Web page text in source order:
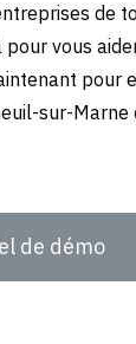
de
vous
pour
sur-
de démo